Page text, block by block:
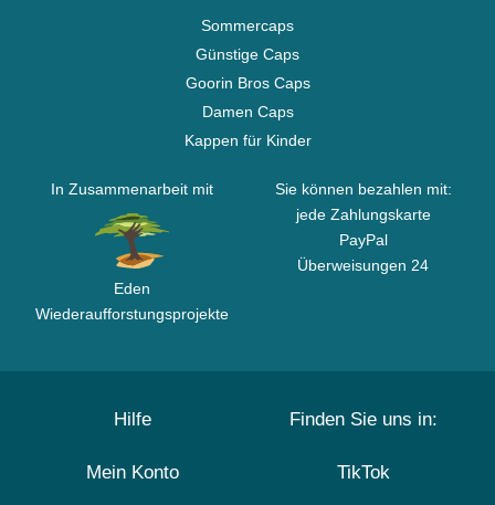
Sommercaps
Günstige Caps
Goorin Bros Caps
Damen Caps
Kappen für Kinder
In Zusammenarbeit mit
Eden
Wiederaufforstungsprojekte
Sie können bezahlen mit:
jede Zahlungskarte
PayPal
Überweisungen 24
Hilfe
Mein Konto
Finden Sie uns in:
TikTok